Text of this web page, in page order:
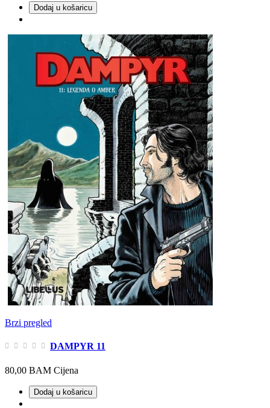
Dodaj u košaricu
Brzi pregled
DAMPYR 11
80,00 BAM Cijena
Dodaj u košaricu